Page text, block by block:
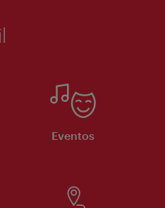
Eventos